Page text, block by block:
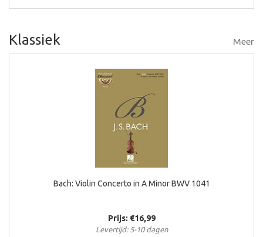
Meer
Klassiek
Bach: Violin Concerto in A Minor BWV 1041
Prijs: €16,99
Levertijd: 5-10 dagen